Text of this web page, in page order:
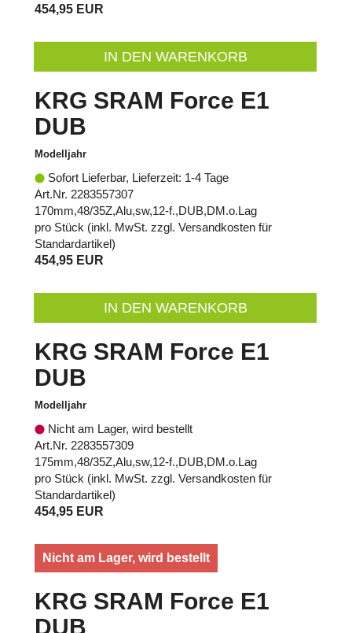
454,95 EUR
IN DEN WARENKORB
KRG SRAM Force E1
DUB
Modelljahr
Sofort Lieferbar, Lieferzeit: 1-4 Tage
Art.Nr. 2283557307
170mm,48/35Z,Alu,sw,12-f.,DUB,DM.o.Lag
pro Stück (inkl. MwSt. zzgl. Versandkosten für
Standardartikel)
454,95 EUR
IN DEN WARENKORB
KRG SRAM Force E1
DUB
Modelljahr
Nicht am Lager, wird bestellt
Art.Nr. 2283557309
175mm,48/35Z,Alu,sw,12-f.,DUB,DM.o.Lag
pro Stück (inkl. MwSt. zzgl. Versandkosten für
Standardartikel)
454,95 EUR
Nicht am Lager, wird bestellt
KRG SRAM Force E1
DUB